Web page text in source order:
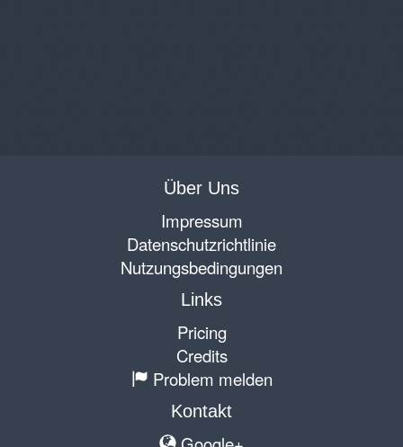
Über Uns
Impressum
Datenschutzrichtlinie
Nutzungsbedingungen
Links
Pricing
Credits
Problem melden
Kontakt